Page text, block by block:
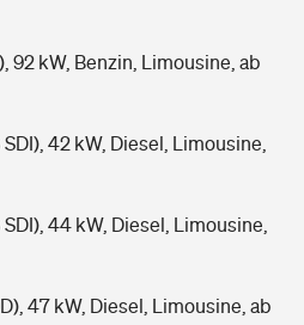
92 kW, Benzin, Limousine, ab
42 kW, Diesel, Limousine,
44 kW, Diesel, Limousine,
47 kW, Diesel, Limousine, ab